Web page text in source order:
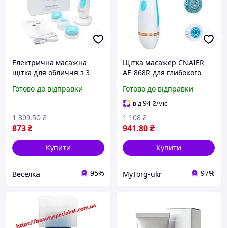
Електрична масажна
щітка для обличчя з 3
очищення та масажу
Готово до відправки
873₴
1 309.50 ₴
Купити
Веселка 95%
Щітка масажер CNAIER
AE-868R для глибокого
з 3 насадками Білий
Готово до відправки
від94₴/міс
941.80₴
1 108 ₴
Купити
MyTorg-ukr 97%